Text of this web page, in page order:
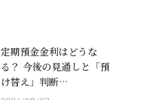
定期預金金利はどうな
る？ 今後の見通しと「預
け替え」判断…